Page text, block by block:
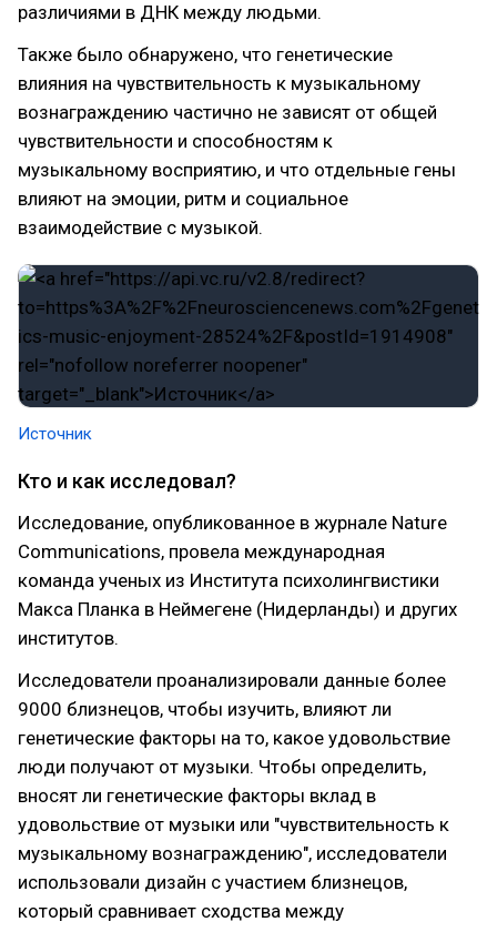
различиями в ДНК между людьми.
Также было обнаружено, что генетические
влияния на чувствительность к музыкальному
вознаграждению частично не зависят от общей
чувствительности и способностям к
музыкальному восприятию, и что отдельные гены
влияют на эмоции, ритм и социальное
взаимодействие с музыкой.
Источник
Кто и как исследовал?
Исследование, опубликованное в журнале Nature
Communications, провела международная
команда ученых из Института психолингвистики
Макса Планка в Неймегене (Нидерланды) и других
институтов.
Исследователи проанализировали данные более
9000 близнецов, чтобы изучить, влияют ли
генетические факторы на то, какое удовольствие
люди получают от музыки. Чтобы определить,
вносят ли генетические факторы вклад в
удовольствие от музыки или "чувствительность к
музыкальному вознаграждению", исследователи
использовали дизайн с участием близнецов,
который сравнивает сходства между